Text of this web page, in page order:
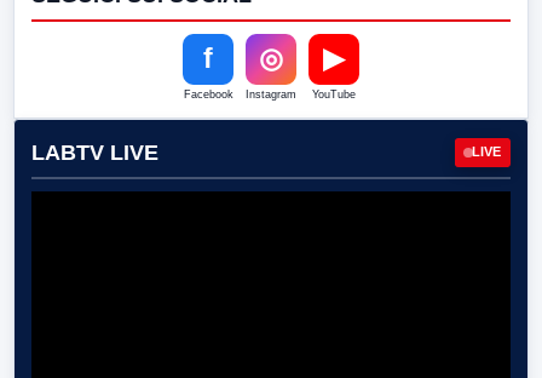
f
Facebook
◎
Instagram
▶
YouTube
LABTV LIVE LIVE